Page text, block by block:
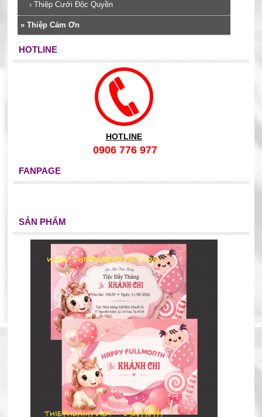
› Thiệp Cưới Độc Quyền
» Thiệp Cảm Ơn
HOTLINE
HOTLINE
0906 776 977
FANPAGE
SẢN PHẨM